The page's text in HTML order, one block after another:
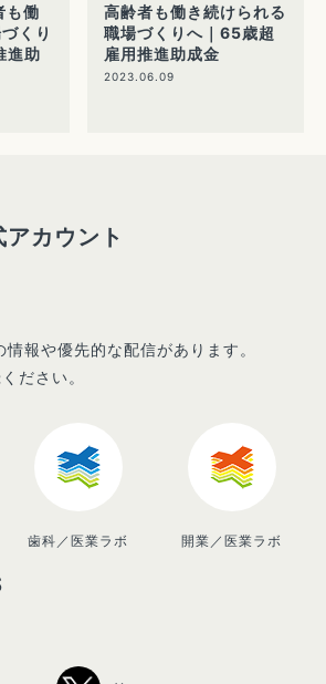
も働
くり
進助
高齢者も働き続けられる
職場づくりへ｜65歳超
雇用推進助成金
2023.06.09
カウント
報や優先的な配信があります。
ださい。
歯科／医業ラボ 開業／医業ラボ